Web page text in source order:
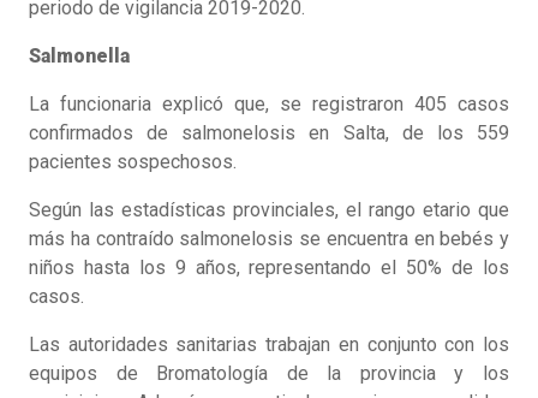
periodo de vigilancia 2019-2020.
Salmonella
La funcionaria explicó que, se registraron 405 casos
confirmados de salmonelosis en Salta, de los 559
pacientes sospechosos.
Según las estadísticas provinciales, el rango etario que
más ha contraído salmonelosis se encuentra en bebés y
niños hasta los 9 años, representando el 50% de los
casos.
Las autoridades sanitarias trabajan en conjunto con los
equipos de Bromatología de la provincia y los